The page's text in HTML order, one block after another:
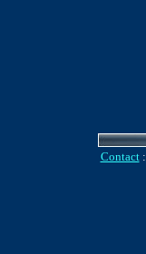
Contact: